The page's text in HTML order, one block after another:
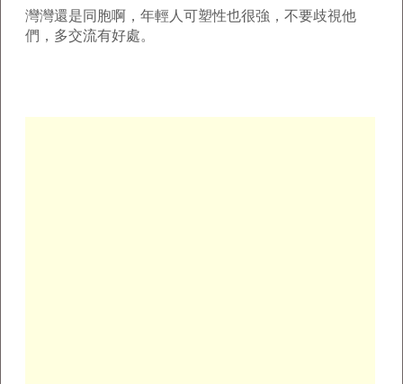
灣灣還是同胞啊，年輕人可塑性也很強，不要歧視他
們，多交流有好處。